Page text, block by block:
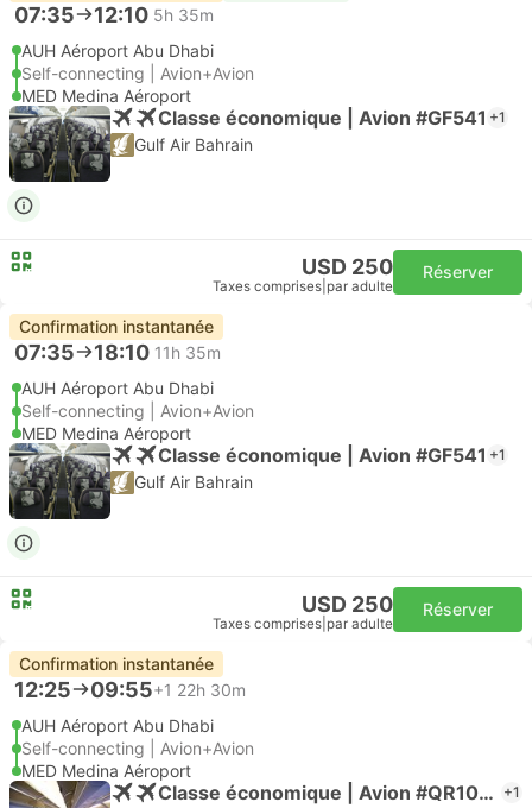
07:35 12:10 5h 35m
AUH Aéroport Abu Dhabi
Self-connecting | Avion+Avion
MED Medina Aéroport
Classe économique | Avion #GF541 +1
Gulf Air Bahrain
USD 250
Taxes comprises par adulte
Réserver
Confirmation instantanée
07:35 18:10 11h 35m
AUH Aéroport Abu Dhabi
Self-connecting | Avion+Avion
MED Medina Aéroport
Classe économique | Avion #GF541 +1
Gulf Air Bahrain
USD 250
Taxes comprises par adulte
Réserver
Confirmation instantanée
12:25 09:55+1 22h 30m
AUH Aéroport Abu Dhabi
Self-connecting | Avion+Avion
MED Medina Aéroport
Classe économique | Avion #QR1045 +1